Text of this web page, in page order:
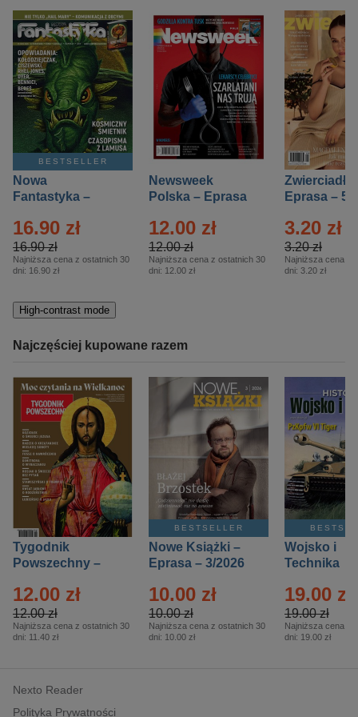
BESTSELLER
Nowa
Fantastyka –
16.90 zł
16.90 zł
Najniższa cena z ostatnich 30
dni: 16.90 zł
Newsweek
Polska – Eprasa
12.00 zł
12.00 zł
Najniższa cena z ostatnich 30
dni: 12.00 zł
Zwierciadło
Eprasa – 5/
3.20 zł
3.20 zł
Najniższa cena z
dni: 3.20 zł
High-contrast mode
Najczęściej kupowane razem
Tygodnik
Powszechny –
12.00 zł
12.00 zł
Najniższa cena z ostatnich 30
dni: 11.40 zł
BESTSELLER
Nowe Książki –
Eprasa – 3/2026
10.00 zł
10.00 zł
Najniższa cena z ostatnich 30
dni: 10.00 zł
Wojsko i
Technika
– 2/2026
19.00 zł
19.00 zł
Najniższa cena z
dni: 19.00 zł
Nexto Reader
Polityka Prywatności